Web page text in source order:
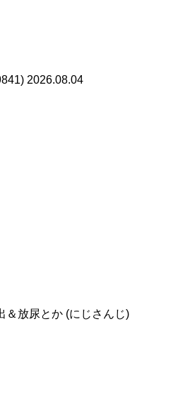
慧 (19469841) 2026.08.04
＆放尿とか (にじさんじ)